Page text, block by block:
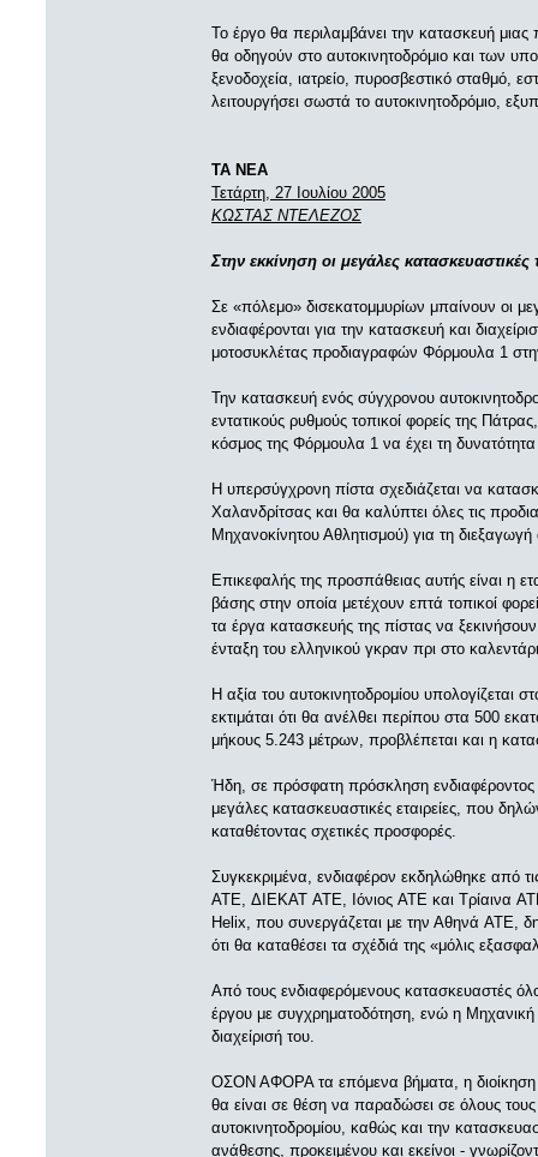
Το έργο θα περιλαμβάνει την κατασκευή
θα οδηγούν στο αυτοκινητοδρόμιο και των
ξενοδοχεία, ιατρείο, πυροσβεστικό σταθμό,
λειτουργήσει σωστά το αυτοκινητοδρόμιο,
ΤΑ ΝΕΑ
Τετάρτη, 27 Ιουλίου 2005
ΚΩΣΤΑΣ ΝΤΕΛΕΖΟΣ
Στην εκκίνηση οι μεγάλες
Σε «πόλεμο» δισεκατομμυρίων μπαίνουν οι
ενδιαφέρονται για την κατασκευή και
μοτοσυκλέτας προδιαγραφών Φόρμουλα 1
Την κατασκευή ενός σύγχρονου
εντατικούς ρυθμούς τοπικοί φορείς της
κόσμος της Φόρμουλα 1 να έχει τη
H υπερσύγχρονη πίστα σχεδιάζεται να
Χαλανδρίτσας και θα καλύπτει όλες τις
Μηχανοκίνητου Αθλητισμού) για τη
Επικεφαλής της προσπάθειας αυτής είναι η
βάσης στην οποία μετέχουν επτά τοπικοί
τα έργα κατασκευής της πίστας να
ένταξη του ελληνικού γκραν πρι στο
Η αξία του αυτοκινητοδρομίου
εκτιμάται ότι θα ανέλθει περίπου στα 500
μήκους 5.243 μέτρων, προβλέπεται και η
Ήδη, σε πρόσφατη πρόσκληση ενδιαφέροντος
μεγάλες κατασκευαστικές εταιρείες, που
καταθέτοντας σχετικές προσφορές.
Συγκεκριμένα, ενδιαφέρον εκδηλώθηκε από
ATE, ΔΙΕΚΑΤ ATE, Ιόνιος ATE και Τρίαινα
Helix, που συνεργάζεται με την Αθηνά ATE,
ότι θα καταθέσει τα σχέδιά της «μόλις
Από τους ενδιαφερόμενους κατασκευαστές
έργου με συγχρηματοδότηση, ενώ η Μηχανική
διαχείρισή του.
ΟΣΟΝ ΑΦΟΡΑ τα επόμενα βήματα, η διοίκηση
θα είναι σε θέση να παραδώσει σε όλους τους
αυτοκινητοδρομίου, καθώς και την
ανάθεσης, προκειμένου και εκείνοι -